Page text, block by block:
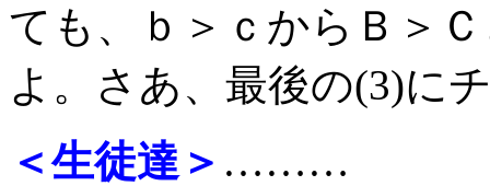
ても、ｂ＞ｃからＢ＞
よ。さあ、最後の(3)に
＜生徒達＞ ………